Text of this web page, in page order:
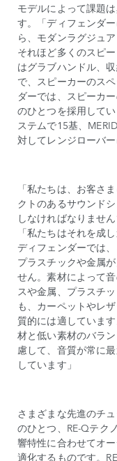
モデルによって課題
す。「ディフェンダ
ら、モダンラグジュ
それほど多くのスピ
はグラブハンドル、
で、スピーカーのス
ダーでは、スピーカ
のひとつを採用して
ステムで15基、
対してレンジローバー
「私たちは、お客さ
クトのあるサウンド
しなければなりませ
「私たちはそれを成
ディフェンダーでは
プラスチックや金属
せん。素材によって
スや金属、プラスチ
も、カーペットやレ
質的には適していま
材と低い素材のバラ
慮して、音質が常に
しています」
さまざまな先進のチ
のひとつ、RE-Qテク
響特性に合わせてオ
適化するものです。